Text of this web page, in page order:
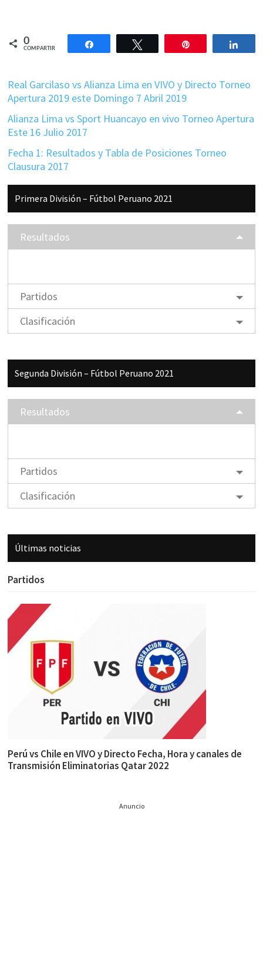
0
COMPARTIR
Compartir
Real Garcilaso vs Alianza Lima en VIVO y Directo Torneo
Apertura 2019 este Domingo 7 Abril 2019
Alianza Lima vs Sport Huancayo en vivo Torneo Apertura
Este 16 Julio 2017
Fecha 1: Resultados y Tabla de Posiciones Torneo
Clausura 2017
Barra
lateral
principal
Primera División – Fútbol Peruano 2021
Resultados
Partidos
Clasificación
Segunda División – Fútbol Peruano 2021
Resultados
Partidos
Clasificación
Últimas noticias
Partidos
Perú vs Chile en VIVO y Directo Fecha, Hora y canales de
Transmisión Eliminatorias Qatar 2022
Anuncio